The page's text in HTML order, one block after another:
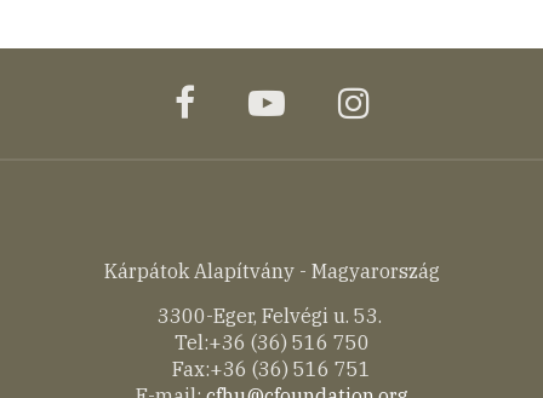
facebookyoutubeinstagram
Kárpátok Alapítvány - Magyarország
3300-Eger, Felvégi u. 53.
Tel:+36 (36) 516 750
Fax:+36 (36) 516 751